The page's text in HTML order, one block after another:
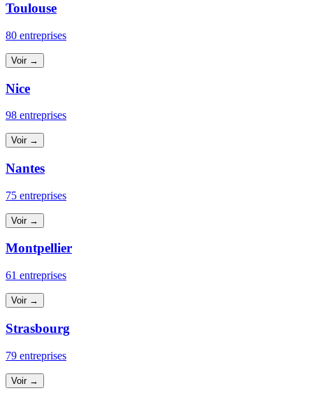
Toulouse
80 entreprises
Voir →
Nice
98 entreprises
Voir →
Nantes
75 entreprises
Voir →
Montpellier
61 entreprises
Voir →
Strasbourg
79 entreprises
Voir →